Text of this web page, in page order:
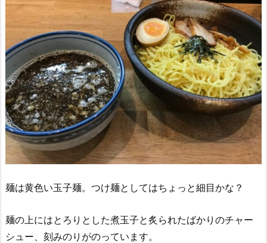
麺は黄色い玉子麺。つけ麺としてはちょっと細目かな？
麺の上にはとろりとした煮玉子と炙られたばかりのチャー
シュー、刻みのりがのっています。